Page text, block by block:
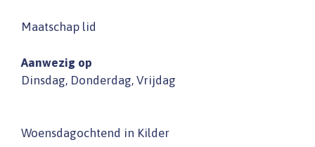
Maatschap lid
Aanwezig op
Dinsdag, Donderdag, Vrijdag
Woensdagochtend in Kilder